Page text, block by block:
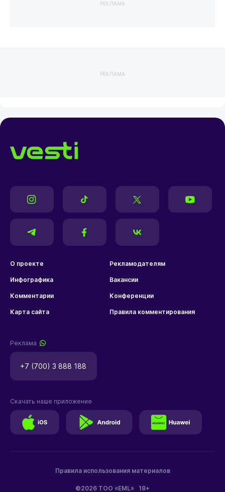
РЕКЛАМА
РЕКЛАМА
О проекте Рекламодателям
Инфографика Вакансии
Комментарии Конференции
Карта сайта Правила комментирования
Реклама
+7 (700) 3 888 188
©2026 ТОО «EML» 18+
Правила использования материалов
Скачать наше приложение